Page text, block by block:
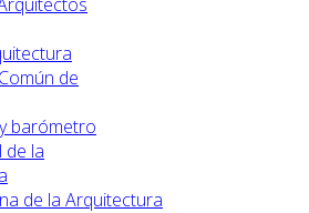
de
barómetro
de la
de la Arquitectura